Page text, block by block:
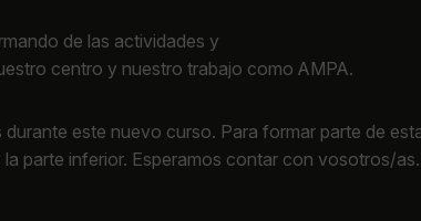
de las actividades y
centro y nuestro trabajo como AMPA.
este nuevo curso. Para formar parte de
parte inferior. Esperamos contar con vosotros/as.